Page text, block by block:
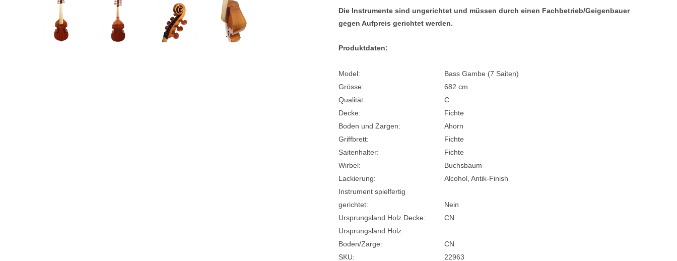
Die Instrumente sind ungerichtet und müssen durch einen Fachbetrieb/Geigenbauer
gegen Aufpreis gerichtet werden.
Produktdaten:
Model:
Bass Gambe (7 Saiten)
Grösse:
682 cm
Qualität:
C
Decke:
Fichte
Boden und Zargen:
Ahorn
Griffbrett:
Fichte
Saitenhalter:
Fichte
Wirbel:
Buchsbaum
Lackierung:
Alcohol, Antik-Finish
Instrument spielfertig
gerichtet:
Nein
Ursprungsland Holz Decke:
CN
Ursprungsland Holz
Boden/Zarge:
CN
SKU:
22963